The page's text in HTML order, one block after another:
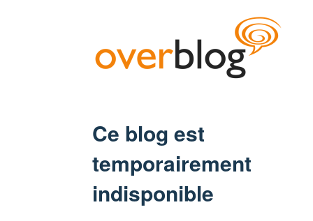
Ce blog est
temporairement
indisponible